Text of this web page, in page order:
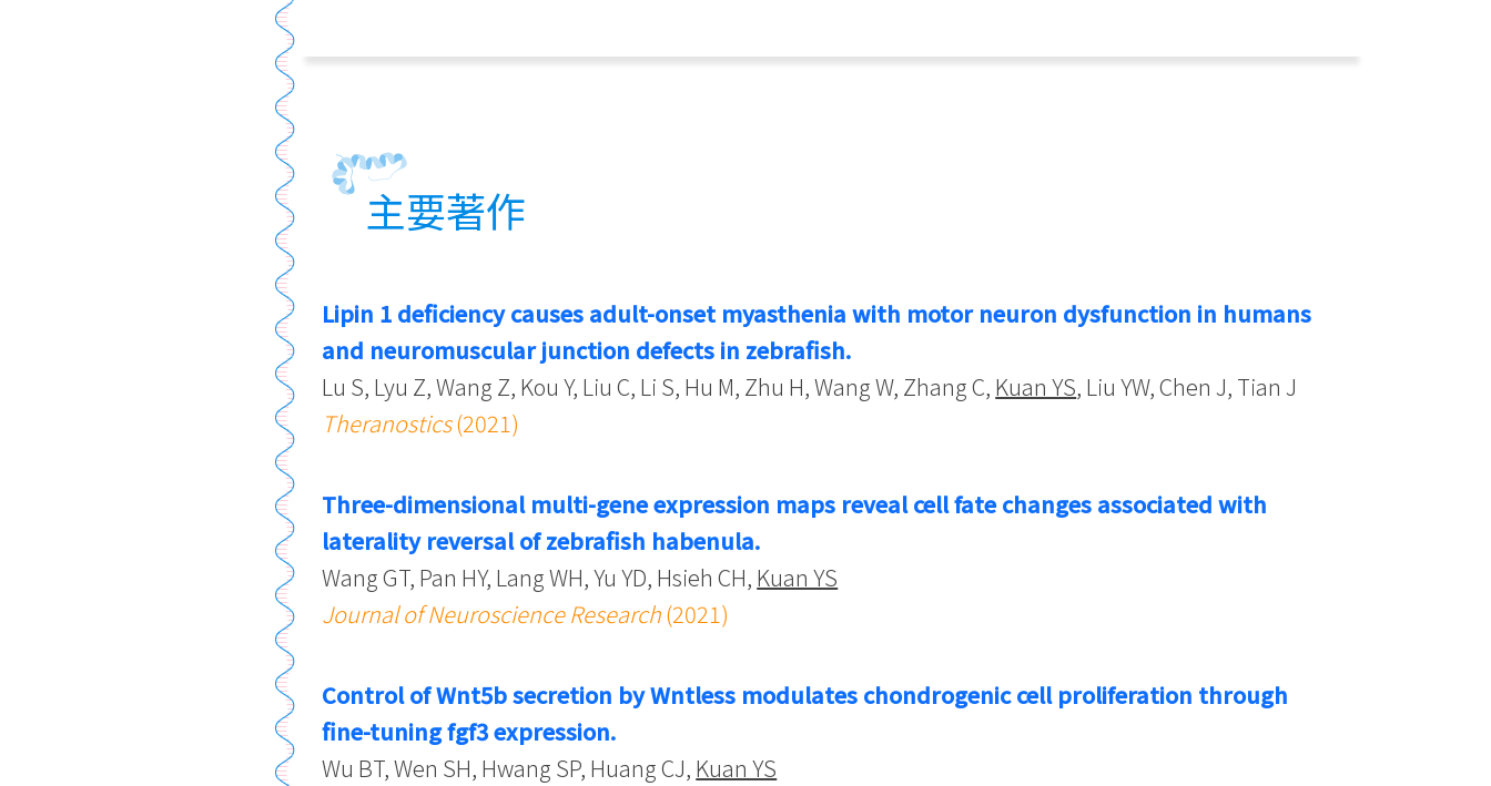
主要著作
Lipin 1 deficiency causes adult-onset myasthenia with motor neuron dysfunction in humans
and neuromuscular junction defects in zebrafish.
Lu S, Lyu Z, Wang Z, Kou Y, Liu C, Li S, Hu M, Zhu H, Wang W, Zhang C, Kuan YS, Liu YW, Chen J, Tian J
Theranostics(2021)
Three-dimensional multi-gene expression maps reveal cell fate changes associated with
laterality reversal of zebrafish habenula.
Wang GT, Pan HY, Lang WH, Yu YD, Hsieh CH, Kuan YS
Journal of Neuroscience Research(2021)
Control of Wnt5b secretion by Wntless modulates chondrogenic cell proliferation through
fine-tuning fgf3 expression.
Wu BT, Wen SH, Hwang SP, Huang CJ, Kuan YS